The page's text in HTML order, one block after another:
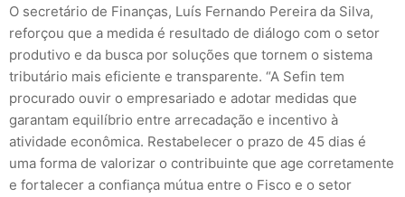
O secretário de Finanças, Luís Fernando Pereira da Silva,
reforçou que a medida é resultado de diálogo com o setor
produtivo e da busca por soluções que tornem o sistema
tributário mais eficiente e transparente. “A Sefin tem
procurado ouvir o empresariado e adotar medidas que
garantam equilíbrio entre arrecadação e incentivo à
atividade econômica. Restabelecer o prazo de 45 dias é
uma forma de valorizar o contribuinte que age corretamente
e fortalecer a confiança mútua entre o Fisco e o setor